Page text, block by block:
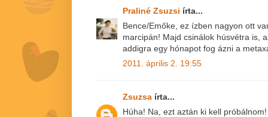
Praliné Zsuzsi írta...
Bence/Emőke, ez ízben nagyon ott
marcipán! Majd csinálok húsvétra is,
addigra egy hónapot fog ázni a
2011. április 2. 19:55
Zsuzsa írta...
Húha! Na, ezt aztán ki kell